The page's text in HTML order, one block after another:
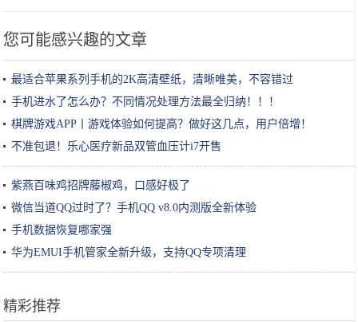
您可能感兴趣的文章
最适合苹果系列手机的2K高清壁纸，清晰唯美，不容错过
手机进水了怎么办？不同情况处理方法最全归纳！！！
棋牌游戏APP丨游戏体验如何提高？做好这几点，用户倍增！
不准包退！乐心医疗新品双管血压计i7开售
紫燕百味鸡招牌藤椒鸡，口感好极了
微信当道QQ过时了？手机QQ v8.0内测版全新体验
手机数据恢复哪家强
华为EMUI手机管家全新升级，支持QQ专项清理
精彩推荐